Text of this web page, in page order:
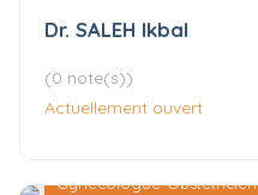
Dr. SALEH Ikbal
(0 note(s))
Actuellement ouvert
Gynécologue-Obstétricien